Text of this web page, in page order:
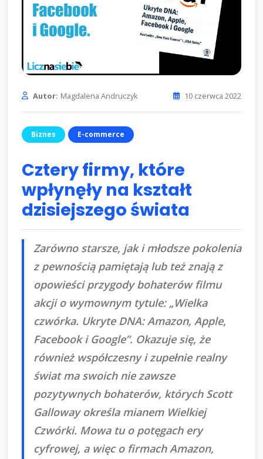
Autor: Magdalena Andruczyk 10 czerwca 2022
Biznes E-commerce
Cztery firmy, które
wpłynęły na kształt
dzisiejszego świata
Zarówno starsze, jak i młodsze pokolenia
z pewnością pamiętają lub też znają z
opowieści przygody bohaterów filmu
akcji o wymownym tytule: „Wielka
czwórka. Ukryte DNA: Amazon, Apple,
Facebook i Google”. Okazuje się, że
również współczesny i zupełnie realny
świat ma swoich nie zawsze
pozytywnych bohaterów, których Scott
Galloway określa mianem Wielkiej
Czwórki. Mowa tu o potęgach ery
cyfrowej, a więc o firmach Amazon,